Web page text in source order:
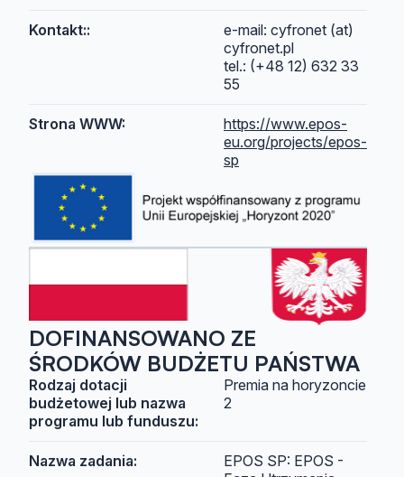
Kontakt::
e-mail: cyfronet (at)
cyfronet.pl
tel.: (+48 12) 632 33
55
Strona WWW:
https://www.epos-
eu.org/projects/epos-
sp
DOFINANSOWANO ZE
ŚRODKÓW BUDŻETU PAŃSTWA
Rodzaj dotacji
budżetowej lub nazwa
programu lub funduszu:
Premia na horyzoncie
2
Nazwa zadania:
EPOS SP: EPOS -